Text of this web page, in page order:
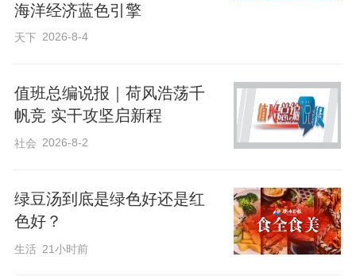
晓度低、市场认知不足，初期黑小麦少有
人问津。“那时，人们没见过这种小麦，很
的价格卖掉。”范月青说。
面对这种情况，范月青却坚信，优质
开市场。
“我们自己加工产品做推广，采用传统
海洋经济蓝色引擎
天下 2026-8-4
值班总编说报｜荷风浩荡千
帆竞 实干攻坚启新程
社会 2026-8-2
绿豆汤到底是绿色好还是红
色好？
生活 21小时前